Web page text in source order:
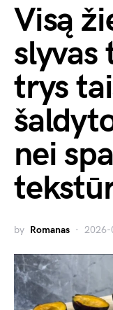
Visą
slyvas
trys
nei
by Romanas 2026-